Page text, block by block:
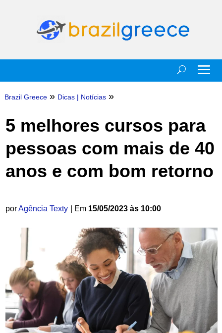
Brazil Greece » Dicas| Notícias »
5 melhores cursos para
pessoas com mais de 40
anos e com bom retorno
porAgência Texty | Em 15/05/2023 às 10:00